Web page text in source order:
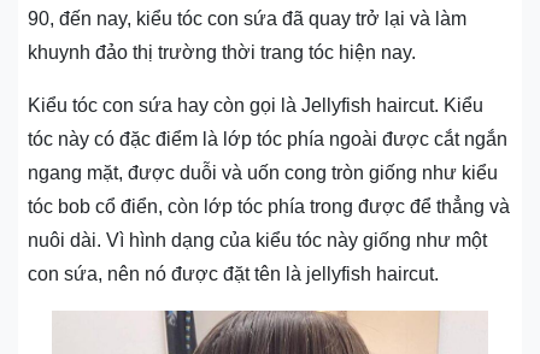
90, đến nay, kiểu tóc con sứa đã quay trở lại và làm
khuynh đảo thị trường thời trang tóc hiện nay.
Kiểu tóc con sứa hay còn gọi là Jellyfish haircut. Kiểu
tóc này có đặc điểm là lớp tóc phía ngoài được cắt ngắn
ngang mặt, được duỗi và uốn cong tròn giống như kiểu
tóc bob cổ điển, còn lớp tóc phía trong được để thẳng và
nuôi dài. Vì hình dạng của kiểu tóc này giống như một
con sứa, nên nó được đặt tên là jellyfish haircut.